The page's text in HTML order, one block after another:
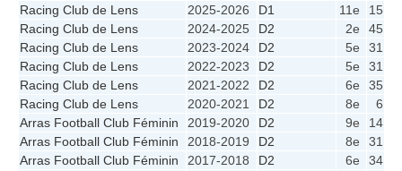
Racing Club de Lens
2025-2026 D1 11e 15
Racing Club de Lens
2024-2025 D2 2e 45
Racing Club de Lens
2023-2024 D2 5e 31
Racing Club de Lens
2022-2023 D2 5e 31
Racing Club de Lens
2021-2022 D2 6e 35
Racing Club de Lens
2020-2021 D2 8e 6
Arras Football Club Féminin
2019-2020 D2 9e 14
Arras Football Club Féminin
2018-2019 D2 8e 31
Arras Football Club Féminin
2017-2018 D2 6e 34